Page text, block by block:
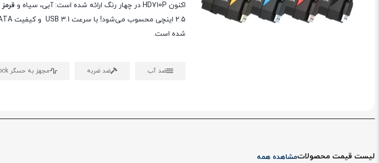
اکنون HD710P در چهار رنگ ارائه شده است: آبی، سیاه و
قرمز
شده است.
ضد آب ضد ضربه مجهز به حسگر G-Shock
لیست قیمت محصولاتمشاهده همه